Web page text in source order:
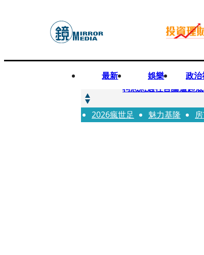
最新 娛樂 政
快訊
柯志恩過往言論遭起
快訊
善款不是私房錢！慈
2026瘋世足 魅力基隆